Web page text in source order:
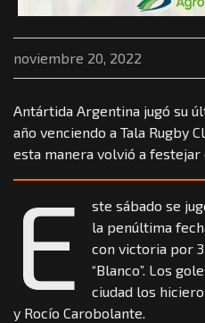
noviembre 20, 2022
Antártida Argentina jugó su
año venciendo a Tala Rugby
esta manera volvió a
E
ste sábado se
la penúltima
con victoria por 3
“Blanco”. Los
ciudad los
y Rocío Carobolante.